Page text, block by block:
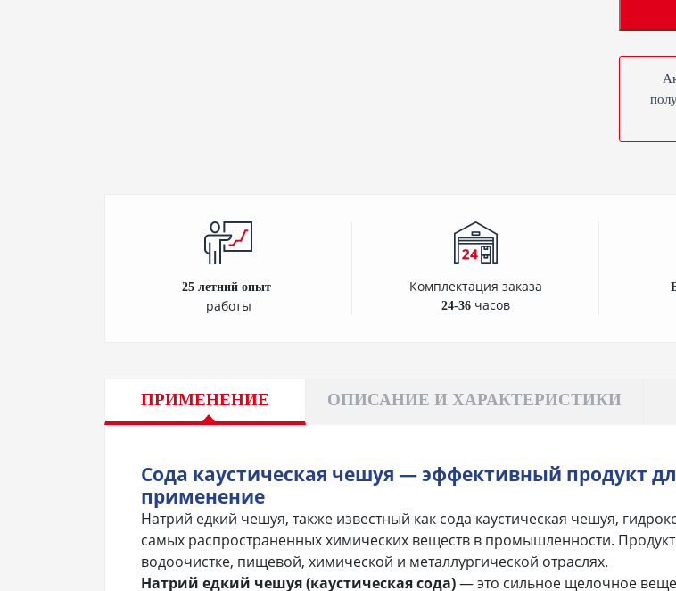
25 летний опыт
работы
Комплектация заказа
24-36часов
ПРИМЕНЕНИЕ ОПИСАНИЕ И ХАРАКТЕРИСТИКИ
Сода каустическая чешуя — эффективный продукт
применение
Натрий едкий чешуя, также известный как сода каустическая чешуя,
самых распространенных химических веществ в промышленности. Продукт
водоочистке, пищевой, химической и металлургической отраслях.
Натрий едкий чешуя (каустическая сода)— это сильное щелочное